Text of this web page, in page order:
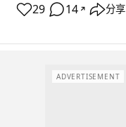
29 14 ↗ 分享
ADVERTISEMENT